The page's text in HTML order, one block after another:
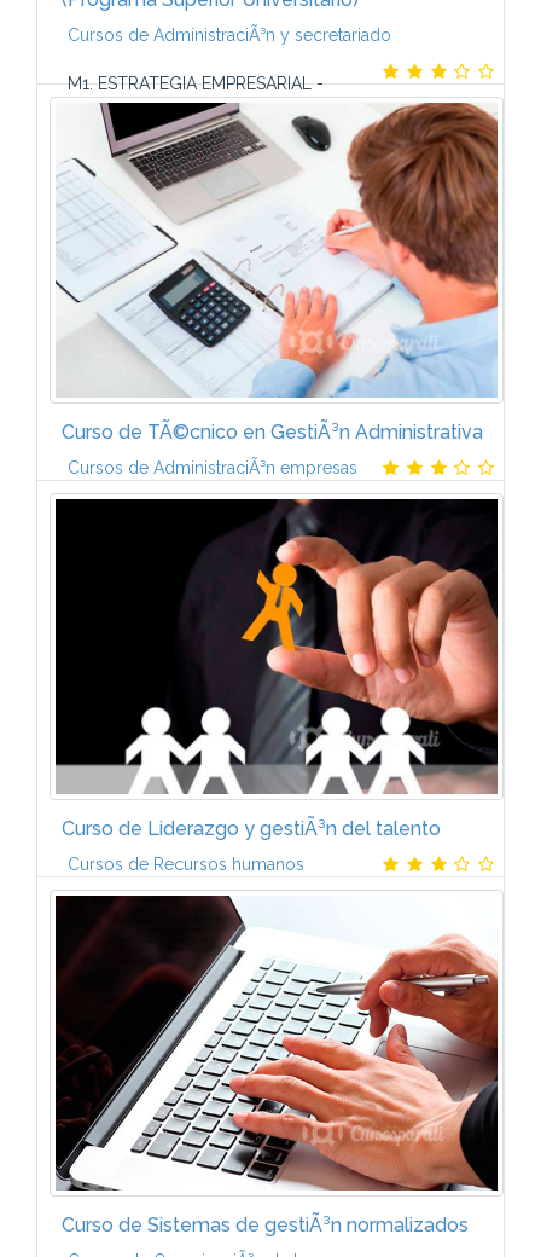
Cursos de AdministraciÃ³n y secretariado
M1. ESTRATEGIA EMPRESARIAL -
Conceptos bÃ¡sicos - AnÃ¡lisis del entorno - AnÃ¡lisis
interno de la empresa - El anÃ¡lisis DAFO -
PlanificaciÃ³n estratÃ©gica - La toma de decisiones...
Curso de TÃ©cnico en GestiÃ³n Administrativa
Cursos de AdministraciÃ³n empresas
Contenido temÃ¡tico-Ãrea TÃ©cnico-Administrativa -
MÃ³dulo 1. ComunicaciÃ³n empresarial y atenciÃ³n al
cliente. - MÃ³dulo 2. Operaciones administrativas de
compra-venta. - MÃ³dulo 3...
Curso de Liderazgo y gestiÃ³n del talento
Cursos de Recursos humanos
Formado por seis mÃ³dulos:1. EMPRESA,
ORGANIZACIÃN Y RECURSOS HUMANOS2. LA
GESTIÃN DE LOS RECURSOS HUMANOS EN LA
EMPRESA3. LIDERAZGO PERSONAL Y
PROFESIONAL4. LA FORMACIÃN COMO...
Curso de Sistemas de gestiÃ³n normalizados